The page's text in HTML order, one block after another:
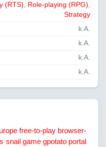
(RTS) Role-playing (RPG)
Strategy
k.A.
k.A.
k.A.
k.A.
free-to-play browser-
snail game gpotato portal